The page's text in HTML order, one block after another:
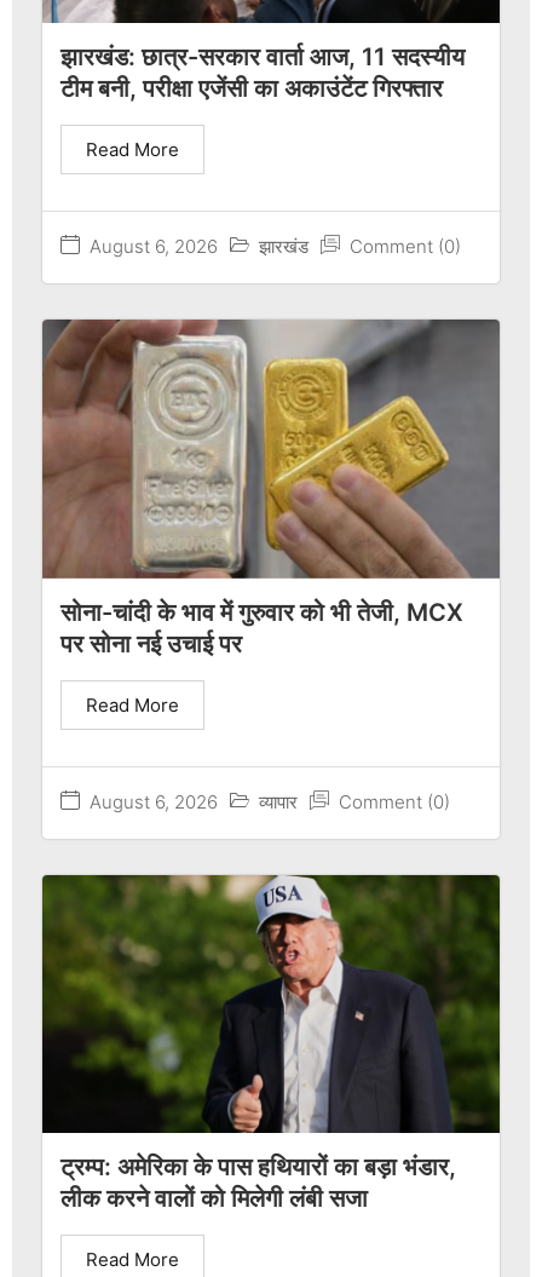
झारखंड: छात्र-सरकार वार्ता आज, 11 सदस्यीय
टीम बनी, परीक्षा एजेंसी का अकाउंटेंट गिरफ्तार
August 6, 2026 झारखंड Comment (0)
Read More
सोना-चांदी के भाव में गुरुवार को भी तेजी, MCX
पर सोना नई उचाई पर
August 6, 2026 व्यापार Comment (0)
Read More
ट्रम्प: अमेरिका के पास हथियारों का बड़ा भंडार,
लीक करने वालों को मिलेगी लंबी सजा
Read More